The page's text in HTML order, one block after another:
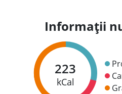
Informații
223
kCal